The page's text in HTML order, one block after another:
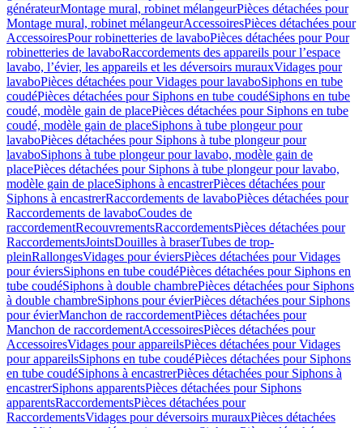
générateurMontage mural, robinet mélangeurPièces détachées pour
Montage mural, robinet mélangeurAccessoiresPièces détachées pour
AccessoiresPour robinetteries de lavaboPièces détachées pour Pour
robinetteries de lavaboRaccordements des appareils pour l’espace
lavabo, l’évier, les appareils et les déversoirs murauxVidages pour
lavaboPièces détachées pour Vidages pour lavaboSiphons en tube
coudéPièces détachées pour Siphons en tube coudéSiphons en tube
coudé, modèle gain de placePièces détachées pour Siphons en tube
coudé, modèle gain de placeSiphons à tube plongeur pour
lavaboPièces détachées pour Siphons à tube plongeur pour
lavaboSiphons à tube plongeur pour lavabo, modèle gain de
placePièces détachées pour Siphons à tube plongeur pour lavabo,
modèle gain de placeSiphons à encastrerPièces détachées pour
Siphons à encastrerRaccordements de lavaboPièces détachées pour
Raccordements de lavaboCoudes de
raccordementRecouvrementsRaccordementsPièces détachées pour
RaccordementsJointsDouilles à braserTubes de trop-
pleinRallongesVidages pour éviersPièces détachées pour Vidages
pour éviersSiphons en tube coudéPièces détachées pour Siphons en
tube coudéSiphons à double chambrePièces détachées pour Siphons
à double chambreSiphons pour évierPièces détachées pour Siphons
pour évierManchon de raccordementPièces détachées pour
Manchon de raccordementAccessoiresPièces détachées pour
AccessoiresVidages pour appareilsPièces détachées pour Vidages
pour appareilsSiphons en tube coudéPièces détachées pour Siphons
en tube coudéSiphons à encastrerPièces détachées pour Siphons à
encastrerSiphons apparentsPièces détachées pour Siphons
apparentsRaccordementsPièces détachées pour
RaccordementsVidages pour déversoirs murauxPièces détachées